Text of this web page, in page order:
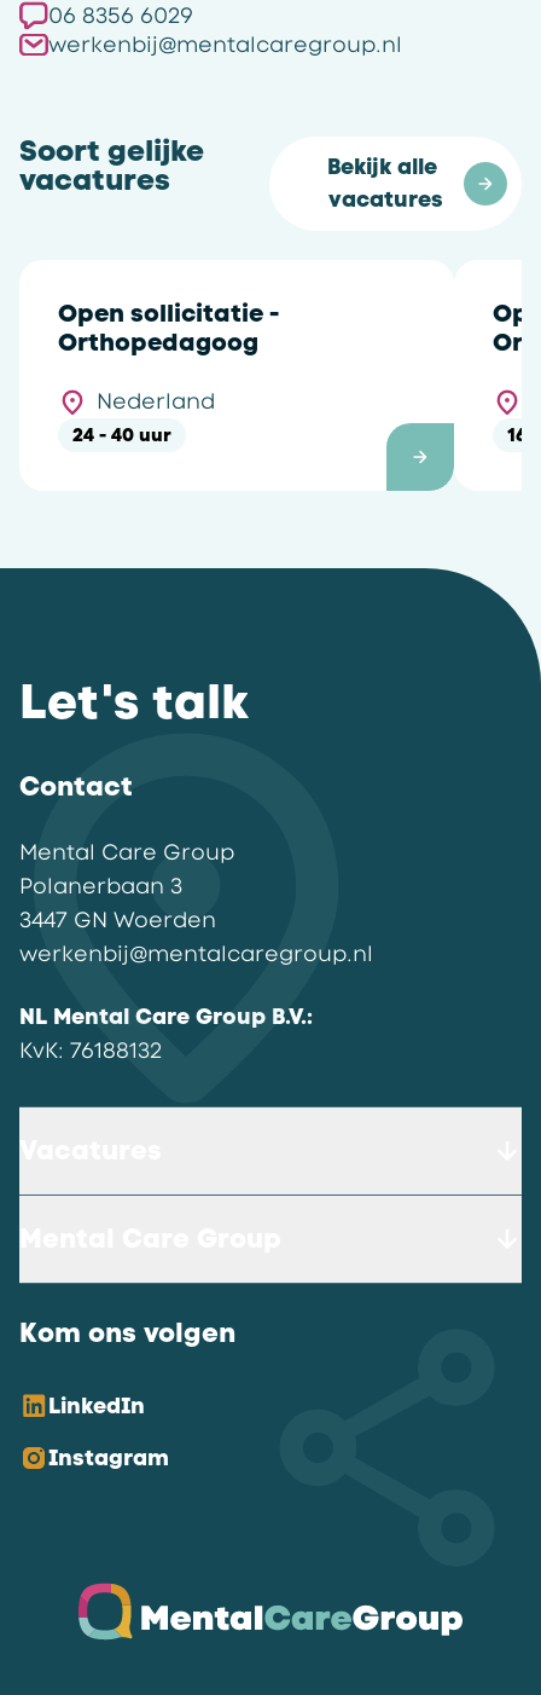
06 8356 6029
werkenbij@mentalcaregroup.nl
Soort gelijke
vacatures
Bekijk alle
vacatures
Open sollicitatie -
Orthopedagoog
Nederland
24 - 40 uur 16
Let's talk
Contact
Mental Care Group
Polanerbaan 3
3447 GN Woerden
werkenbij@mentalcaregroup.nl
NL Mental Care Group B.V.:
KvK: 76188132
Kom ons volgen
LinkedIn
Instagram